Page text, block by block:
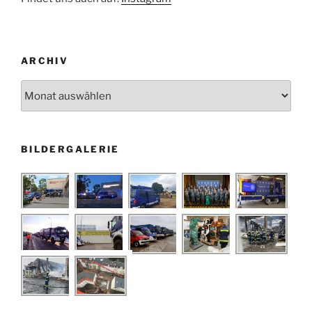
ARCHIV
BILDERGALERIE